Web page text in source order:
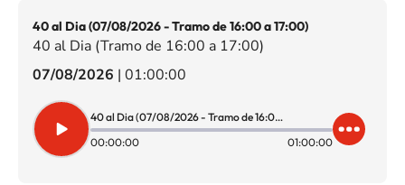
40 al Dia (07/08/2026 - Tramo de 16:00 a 17:00)
40 al Dia (Tramo de 16:00 a 17:00)
07/08/2026 | 01:00:00
40 al Dia (07/08/2026 - Tramo de 16:00 a 17:00)
00:00:00
01:00:00